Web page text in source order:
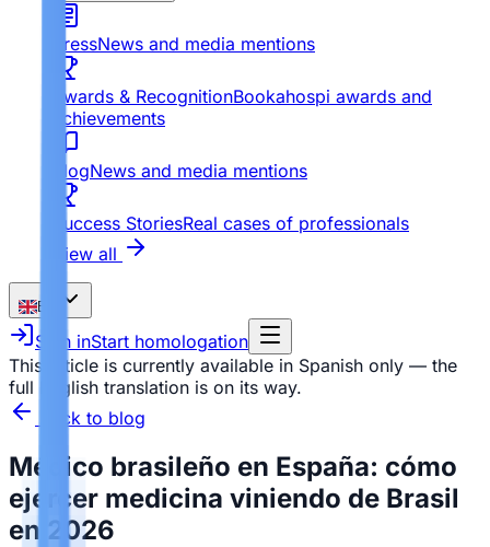
PressNews and media mentions
Awards & RecognitionBookahospi awards and
achievements
BlogNews and media mentions
Success StoriesReal cases of professionals
View all
EN
Sign inStart homologation
This article is currently available in Spanish only — the
full English translation is on its way.
Back to blog
Médico brasileño en España: cómo
ejercer medicina viniendo de Brasil
en 2026